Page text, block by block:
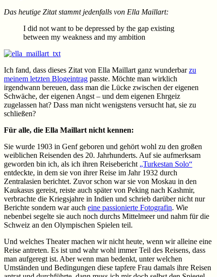
Das heutige Zitat stammt jedenfalls von Ella Maillart:
I did not want to be depressed by the gap existing
between my weakness and my ambition
Ich fand, dass dieses Zitat von Ella Maillart ganz wunderbarzu
meinem letzten Blogeintrag passte. Möchte man wirklich
irgendwann bereuen, dass man die Lücke zwischen der eigenen
Schwäche, der eigenen Angst – und dem eigenen Ehrgeiz
zugelassen hat? Dass man nicht wenigstens versucht hat, sie zu
schließen?
Für alle, die Ella Maillart nicht kennen:
Sie wurde 1903 in Genf geboren und gehört wohl zu den großen
weiblichen Reisenden des 20. Jahrhunderts. Auf sie aufmerksam
geworden bin ich, als ich ihren Reisebericht „Turkestan Solo“
entdeckte, in dem sie von ihrer Reise im Jahr 1932 durch
Zentralasien berichtet. Zuvor schon war sie von Moskau in den
Kaukasus gereist, reiste auch später von Peking nach Kashmir,
verbrachte die Kriegsjahre in Indien und schrieb darüber nicht nur
Berichte sondern war auch eine passionierte Fotografin. Wie
nebenbei segelte sie auch noch durchs Mittelmeer und nahm für die
Schweiz an den Olympischen Spielen teil.
Und welches Theater machen wir nicht heute, wenn wir alleine eine
Reise antreten. Es ist und wahr wohl immer Teil des Reisens, dass
man aufgeregt ist. Aber wenn man bedenkt, unter welchen
Umständen und Bedingungen diese tapfere Frau damals ihre Reisen